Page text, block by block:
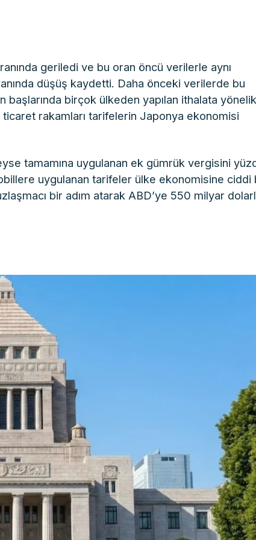
geriledi ve bu oran öncü verilerle aynı
düşüş kaydetti. Daha önceki verilerde bu
başlarında birçok ülkeden yapılan ithalata yönelik
rakamları tarifelerin Japonya ekonomisi
tamamına uygulanan ek gümrük vergisini
uygulanan tarifeler ülke ekonomisine ciddi
bir adım atarak ABD’ye 550 milyar